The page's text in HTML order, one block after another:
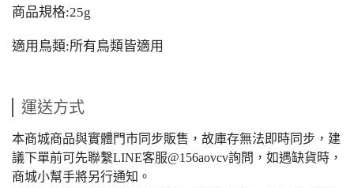
商品規格:25g
適用鳥類:所有鳥類皆適用
運送方式
本商城商品與實體門市同步販售，故庫存無法即時同步，建
議下單前可先聯繫LINE客服@156aovcv詢問，如遇缺貨時，
商城小幫手將另行通知。